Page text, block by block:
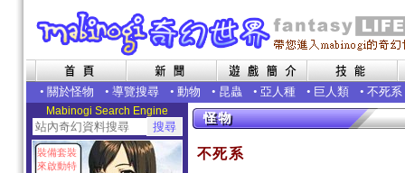
• 關於怪物 • 導覽搜尋 • 動物 • 昆蟲 • 亞人種 • 巨人類 • 不死系
Mabinogi Search Engine
裝備套裝
來啟動特
不死系